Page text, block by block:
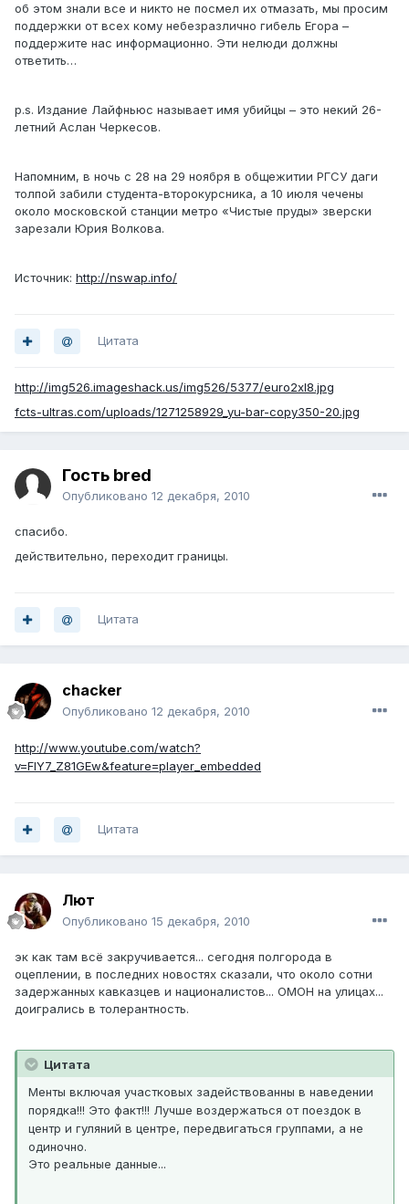
об этом знали все и никто не посмел их отмазать, мы просим
поддержки от всех кому небезразлично гибель Егора –
поддержите нас информационно. Эти нелюди должны
ответить…
p.s. Издание Лайфньюс называет имя убийцы – это некий 26-
летний Аслан Черкесов.
Напомним, в ночь с 28 на 29 ноября в общежитии РГСУ даги
толпой забили студента-второкурсника, а 10 июля чечены
около московской станции метро «Чистые пруды» зверски
зарезали Юрия Волкова.
Источник: http://nswap.info/
Цитата
http://img526.imageshack.us/img526/5377/euro2xl8.jpg
fcts-ultras.com/uploads/1271258929_yu-bar-copy350-20.jpg
Гость bred
Опубликовано 12 декабря, 2010
спасибо.
действительно, переходит границы.
Цитата
chacker
Опубликовано 12 декабря, 2010
http://www.youtube.com/watch?
v=FlY7_Z81GEw&feature=player_embedded
Цитата
Лют
Опубликовано 15 декабря, 2010
эк как там всё закручивается... сегодня полгорода в
оцеплении, в последних новостях сказали, что около сотни
задержанных кавказцев и националистов... ОМОН на улицах...
доигрались в толерантность.
Цитата
Менты включая участковых задействованны в наведении
порядка!!! Это факт!!! Лучше воздержаться от поездок в
центр и гуляний в центре, передвигаться группами, а не
одиночно.
Это реальные данные...